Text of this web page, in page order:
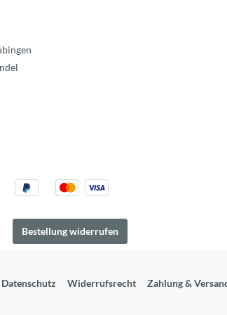
Bestellung widerrufen
Datenschutz Widerrufsrecht Zahlung &